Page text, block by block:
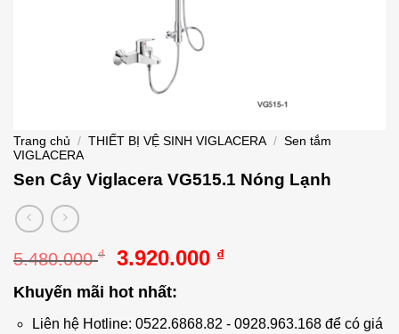
Trang chủ / THIẾT BỊ VỆ SINH VIGLACERA / Sen tắm
VIGLACERA
Sen Cây Viglacera VG515.1 Nóng Lạnh
5.480.000₫
Giá
là:
5.480.000 ₫.
3.920.000 ₫Giá
là:
Khuyến mãi hot nhất:
Liên hệ Hotline: 0522.6868.82 - 0928.963.168 để có giá